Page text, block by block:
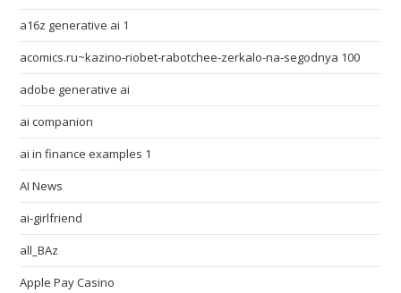
a16z generative ai 1
acomics.ru~kazino-riobet-rabotchee-zerkalo-na-segodnya 100
adobe generative ai
ai companion
ai in finance examples 1
AI News
ai-girlfriend
all_BAz
Apple Pay Casino